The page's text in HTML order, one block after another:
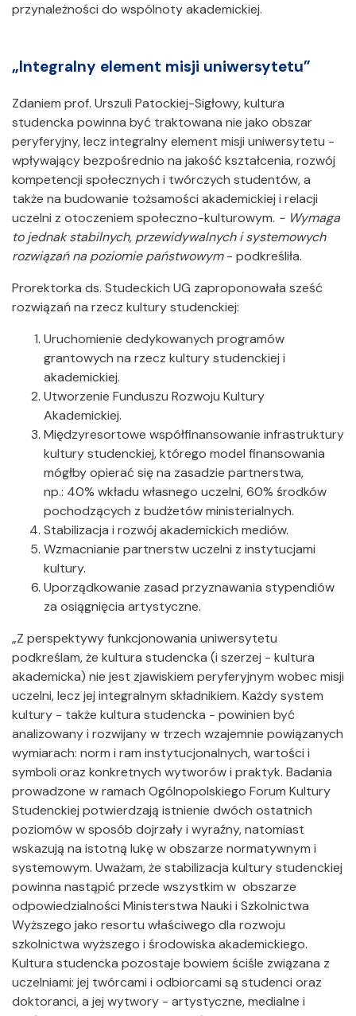
przynależności do wspólnoty akademickiej.
„Integralny element misji uniwersytetu”
Zdaniem prof. Urszuli Patockiej-Sigłowy, kultura
studencka powinna być traktowana nie jako obszar
peryferyjny, lecz integralny element misji uniwersytetu -
wpływający bezpośrednio na jakość kształcenia, rozwój
kompetencji społecznych i twórczych studentów, a
także na budowanie tożsamości akademickiej i relacji
uczelni z otoczeniem społeczno-kulturowym. - Wymaga
to jednak stabilnych, przewidywalnych i systemowych
rozwiązań na poziomie państwowym- podkreśliła.
Prorektorka ds. Studeckich UG zaproponowała sześć
rozwiązań na rzecz kultury studenckiej:
Uruchomienie dedykowanych programów
grantowych na rzecz kultury studenckiej i
akademickiej.
Utworzenie Funduszu Rozwoju Kultury
Akademickiej.
Międzyresortowe współfinansowanie infrastruktury
kultury studenckiej, którego model finansowania
mógłby opierać się na zasadzie partnerstwa,
np.: 40% wkładu własnego uczelni, 60% środków
pochodzących z budżetów ministerialnych.
Stabilizacja i rozwój akademickich mediów.
Wzmacnianie partnerstw uczelni z instytucjami
kultury.
Uporządkowanie zasad przyznawania stypendiów
za osiągnięcia artystyczne.
„Z perspektywy funkcjonowania uniwersytetu
podkreślam, że kultura studencka (i szerzej - kultura
akademicka) nie jest zjawiskiem peryferyjnym wobec misji
uczelni, lecz jej integralnym składnikiem. Każdy system
kultury - także kultura studencka - powinien być
analizowany i rozwijany w trzech wzajemnie powiązanych
wymiarach: norm i ram instytucjonalnych, wartości i
symboli oraz konkretnych wytworów i praktyk. Badania
prowadzone w ramach Ogólnopolskiego Forum Kultury
Studenckiej potwierdzają istnienie dwóch ostatnich
poziomów w sposób dojrzały i wyraźny, natomiast
wskazują na istotną lukę w obszarze normatywnym i
systemowym. Uważam, że stabilizacja kultury studenckiej
powinna nastąpić przede wszystkim w obszarze
odpowiedzialności Ministerstwa Nauki i Szkolnictwa
Wyższego jako resortu właściwego dla rozwoju
szkolnictwa wyższego i środowiska akademickiego.
Kultura studencka pozostaje bowiem ściśle związana z
uczelniami: jej twórcami i odbiorcami są studenci oraz
doktoranci, a jej wytwory - artystyczne, medialne i